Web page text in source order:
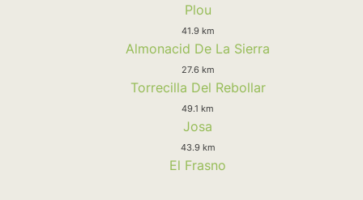
Plou
41.9 km
Almonacid De La Sierra
27.6 km
Torrecilla Del Rebollar
49.1 km
Josa
43.9 km
El Frasno